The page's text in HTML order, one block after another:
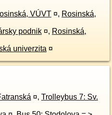
VÚVT ¤, Rosinská,
podnik ¤, Rosinská,
univerzita ¤
5: Jaseňová - > Fatranská ¤, Trolleybus 7: Sv.